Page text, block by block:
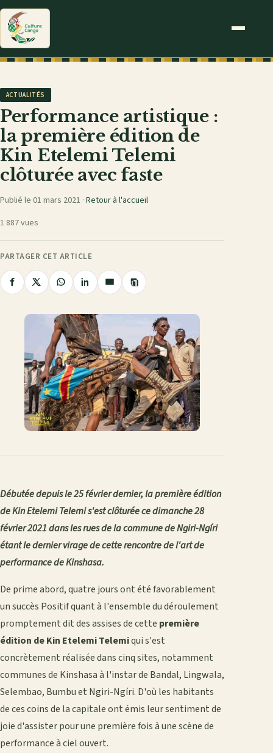
ACTUALITÉS
Performance artistique :
la première édition de
Kin Etelemi Telemi
clôturée avec faste
Publié le 01 mars 2021 · Retour à l'accueil
1 887 vues
PARTAGER CET ARTICLE
Partager
Facebook
PartagerPartager
WhatsApp
Partager
LinkedIn
Partager
mail
Copier
le
Débutée depuis le 25 février dernier, la première édition
de Kin Etelemi Telemi s'est clôturée ce dimanche 28
février 2021 dans les rues de la commune de Ngiri-Ngíri
étant le dernier virage de cette rencontre de l'art de
performance de Kinshasa.
De prime abord, quatre jours ont été favorablement
un succès Positif quant à l'ensemble du déroulement
promptement dit des assises de cette première
édition de Kin Etelemi Telemiqui s'est
concrètement réalisée dans cinq sites, notamment
communes de Kinshasa à l'instar de Bandal, Lingwala,
Selembao, Bumbu et Ngiri-Ngíri. D'où les habitants
de ces coins de la capitale ont émis leur sentiment de
joie d'assister pour une première fois à une scène de
performance à ciel ouvert.